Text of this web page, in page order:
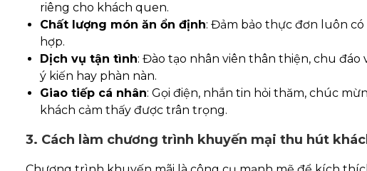
riêng cho khách quen.
Chất lượng món ăn ổn định: Đảm bảo thực đơn luôn
hợp.
Dịch vụ tận tình: Đào tạo nhân viên thân thiện, chu
ý kiến hay phàn nàn.
Giao tiếp cá nhân: Gọi điện, nhắn tin hỏi thăm, chúc
khách cảm thấy được trân trọng.
3. Cách làm chương trình khuyến mại thu hút